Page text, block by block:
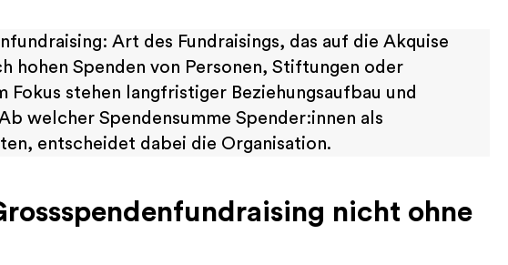
Art des Fundraisings, das auf die Akquise
hohen Spenden von Personen, Stiftungen oder
Fokus stehen langfristiger Beziehungsaufbau und
welcher Spendensumme Spender:innen als
entscheidet dabei die Organisation.
nicht ohne